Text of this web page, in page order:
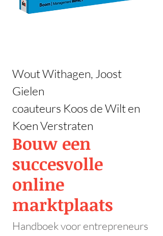
Wout Withagen, Joost
Gielen
coauteurs Koos de Wilt en
Koen Verstraten
Bouw een
succesvolle
online
marktplaats
Handboek voor entrepreneurs